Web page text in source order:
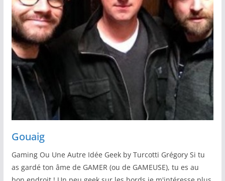
Gouaig
Gaming Ou Une Autre Idée Geek by Turcotti Grégory Si tu
as gardé ton âme de GAMER (ou de GAMEUSE), tu es au